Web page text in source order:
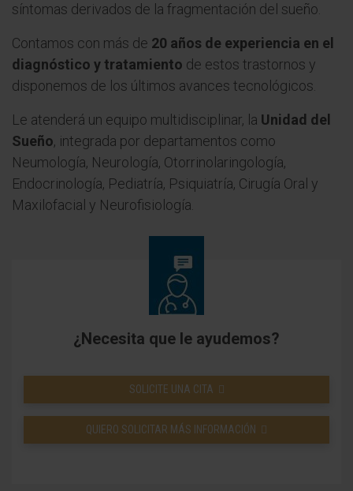
síntomas derivados de la fragmentación del sueño.
Contamos con más de 20 años de experiencia en el
diagnóstico y tratamiento de estos trastornos y
disponemos de los últimos avances tecnológicos.
Le atenderá un equipo multidisciplinar, la Unidad del
Sueño, integrada por departamentos como
Neumología, Neurología, Otorrinolaringología,
Endocrinología, Pediatría, Psiquiatría, Cirugía Oral y
Maxilofacial y Neurofisiología.
¿Necesita que le ayudemos?
SOLICITE UNA CITA
QUIERO SOLICITAR MÁS INFORMACIÓN